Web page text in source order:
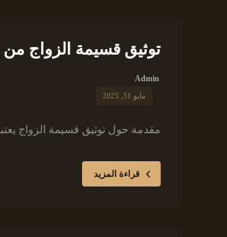
توثيق قسيمة الزواج
Admin
مايو 31, 2025
مقدمة حول توثيق قسيمة الزواج
قراءة المزيد